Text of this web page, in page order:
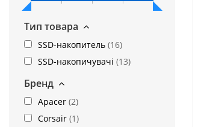
Тип товара
SSD-накопитель (16)
SSD-накопичувачі (13)
Бренд
Apacer (2)
Corsair (1)